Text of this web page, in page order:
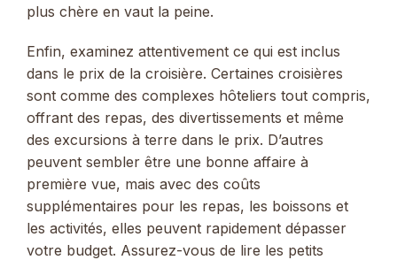
plus chère en vaut la peine.
Enfin, examinez attentivement ce qui est inclus
dans le prix de la croisière. Certaines croisières
sont comme des complexes hôteliers tout compris,
offrant des repas, des divertissements et même
des excursions à terre dans le prix. D’autres
peuvent sembler être une bonne affaire à
première vue, mais avec des coûts
supplémentaires pour les repas, les boissons et
les activités, elles peuvent rapidement dépasser
votre budget. Assurez-vous de lire les petits